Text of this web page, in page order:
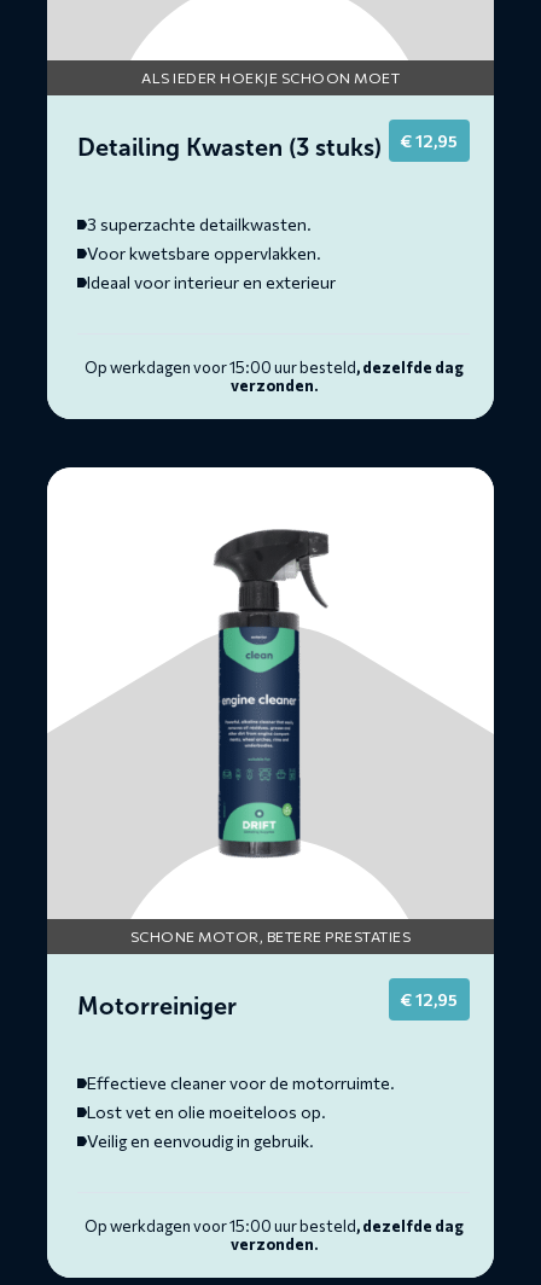
ALS IEDER HOEKJE SCHOON MOET
Detailing Kwasten (3 stuks) €12,95
3 superzachte detailkwasten.
Voor kwetsbare oppervlakken.
Ideaal voor interieur en exterieur
Op werkdagen voor 15:00 uur besteld, dezelfde dag
verzonden.
Lees
SCHONE MOTOR, BETERE PRESTATIES
Motorreiniger €12,95
Effectieve cleaner voor de motorruimte.
Lost vet en olie moeiteloos op.
Veilig en eenvoudig in gebruik.
Op werkdagen voor 15:00 uur besteld, dezelfde dag
verzonden.